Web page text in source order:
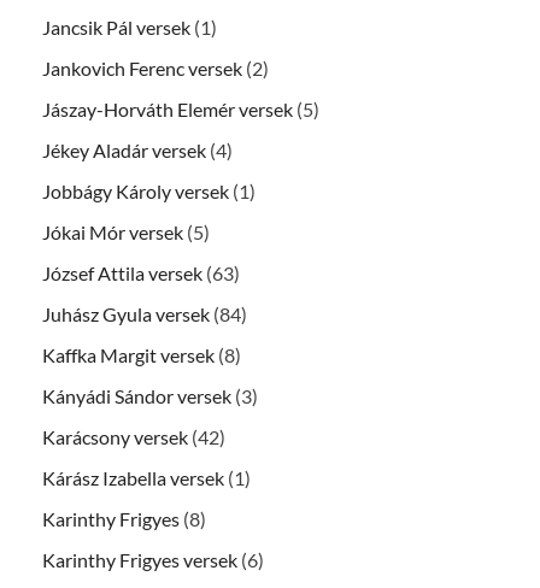
Jancsik Pál versek (1)
Jankovich Ferenc versek (2)
Jászay-Horváth Elemér versek (5)
Jékey Aladár versek (4)
Jobbágy Károly versek (1)
Jókai Mór versek (5)
József Attila versek (63)
Juhász Gyula versek (84)
Kaffka Margit versek (8)
Kányádi Sándor versek (3)
Karácsony versek (42)
Kárász Izabella versek (1)
Karinthy Frigyes (8)
Karinthy Frigyes versek (6)